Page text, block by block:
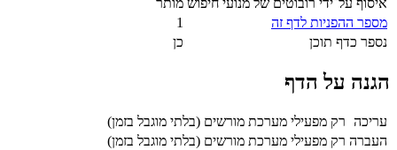
מספר ההפניות לדף זה
1
נספר כדף תוכן
כן
הגנה על הדף
עריכה רק מפעילי מערכת מורשים (בלתי מוגבל בזמן)
העברה רק מפעילי מערכת מורשים (בלתי מוגבל בזמן)